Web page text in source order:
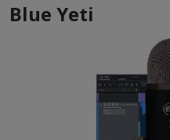
Blue Yeti